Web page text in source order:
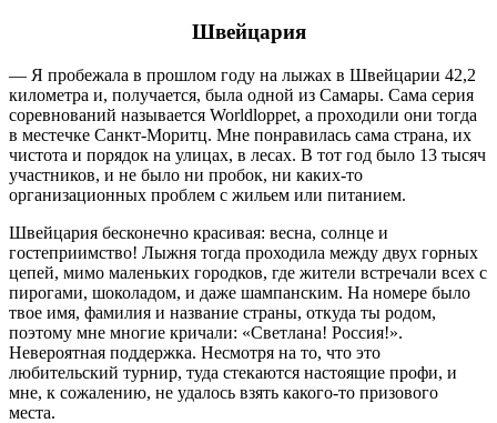
Швейцария
— Я пробежала в прошлом году на лыжах в Швейцарии 42,2
километра и, получается, была одной из Самары. Сама серия
соревнований называется Worldloppet, а проходили они тогда
в местечке Санкт-Моритц. Мне понравилась сама страна, их
чистота и порядок на улицах, в лесах. В тот год было 13 тысяч
участников, и не было ни пробок, ни каких-то
организационных проблем с жильем или питанием.
Швейцария бесконечно красивая: весна, солнце и
гостеприимство! Лыжня тогда проходила между двух горных
цепей, мимо маленьких городков, где жители встречали всех с
пирогами, шоколадом, и даже шампанским. На номере было
твое имя, фамилия и название страны, откуда ты родом,
поэтому мне многие кричали: «Светлана! Россия!».
Невероятная поддержка. Несмотря на то, что это
любительский турнир, туда стекаются настоящие профи, и
мне, к сожалению, не удалось взять какого-то призового
места.